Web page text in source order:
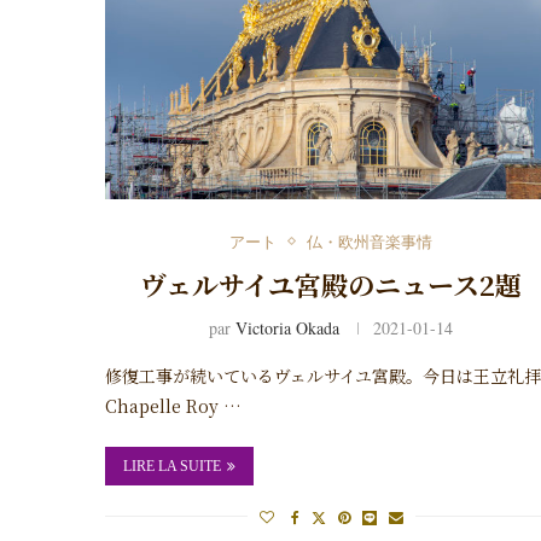
アート 仏・欧州音楽事情
ヴェルサイユ宮殿のニュース2題
parVictoria Okada 2021-01-14
修復工事が続いているヴェルサイユ宮殿。今日は王立礼
Chapelle Roy …
LIRE LA SUITE